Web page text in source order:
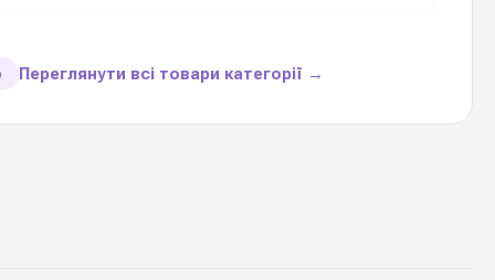
Переглянути всі товари категорії →